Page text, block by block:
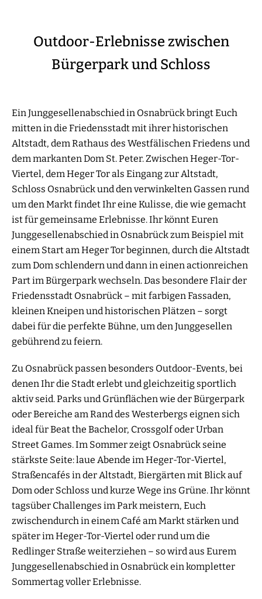
Outdoor-Erlebnisse zwischen
Bürgerpark und Schloss
Ein Junggesellenabschied in Osnabrück bringt Euch
mitten in die Friedensstadt mit ihrer historischen
Altstadt, dem Rathaus des Westfälischen Friedens und
dem markanten Dom St. Peter. Zwischen Heger-Tor-
Viertel, dem Heger Tor als Eingang zur Altstadt,
Schloss Osnabrück und den verwinkelten Gassen rund
um den Markt findet Ihr eine Kulisse, die wie gemacht
ist für gemeinsame Erlebnisse. Ihr könnt Euren
Junggesellenabschied in Osnabrück zum Beispiel mit
einem Start am Heger Tor beginnen, durch die Altstadt
zum Dom schlendern und dann in einen actionreichen
Part im Bürgerpark wechseln. Das besondere Flair der
Friedensstadt Osnabrück – mit farbigen Fassaden,
kleinen Kneipen und historischen Plätzen – sorgt
dabei für die perfekte Bühne, um den Junggesellen
gebührend zu feiern.
Zu Osnabrück passen besonders Outdoor-Events, bei
denen Ihr die Stadt erlebt und gleichzeitig sportlich
aktiv seid. Parks und Grünflächen wie der Bürgerpark
oder Bereiche am Rand des Westerbergs eignen sich
ideal für Beat the Bachelor, Crossgolf oder Urban
Street Games. Im Sommer zeigt Osnabrück seine
stärkste Seite: laue Abende im Heger-Tor-Viertel,
Straßencafés in der Altstadt, Biergärten mit Blick auf
Dom oder Schloss und kurze Wege ins Grüne. Ihr könnt
tagsüber Challenges im Park meistern, Euch
zwischendurch in einem Café am Markt stärken und
später im Heger-Tor-Viertel oder rund um die
Redlinger Straße weiterziehen – so wird aus Eurem
Junggesellenabschied in Osnabrück ein kompletter
Sommertag voller Erlebnisse.